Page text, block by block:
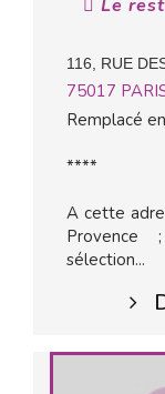
Le
116, RUE
75017
Remplacé
****
A cette
Provence
sélection...